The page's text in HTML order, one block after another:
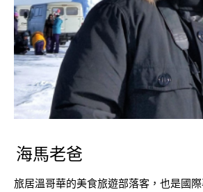
海馬老爸
旅居溫哥華的美食旅遊部落客，也是國